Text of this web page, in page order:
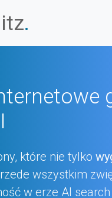
.
które nie tylko
wszystkim
w erze AI